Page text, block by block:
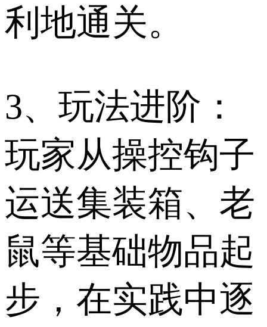
利地通关。
3、玩法进阶：
玩家从操控钩子
运送集装箱、老
鼠等基础物品起
步，在实践中逐